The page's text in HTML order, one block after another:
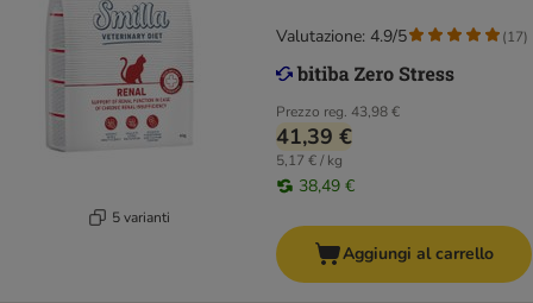
5 varianti
Prezzo reg. 43,98 €
41,39 €
5,17 € / kg
38,49 €
Valutazione: 4.9/5 (17)
Aggiungi al carrello